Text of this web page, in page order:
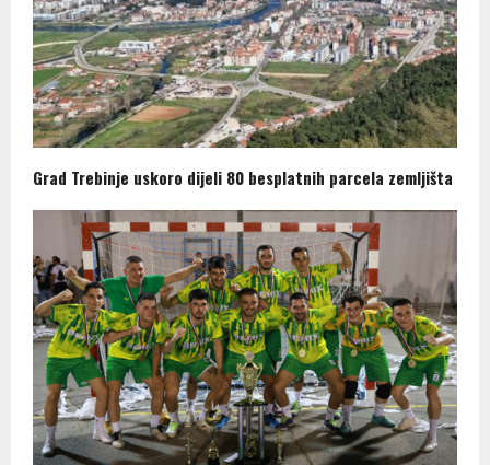
Grad Trebinje uskoro dijeli 80 besplatnih parcela zemljišta